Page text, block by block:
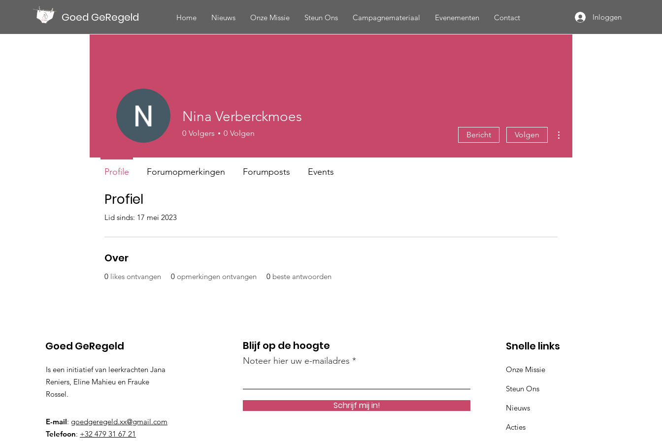
Goed GeRegeld Home Nieuws Onze Missie Steun Ons Campagnemateriaal Evenementen Contact Inloggen
Profiel
Lid sinds: 17 mei 2023
Over
0 likes ontvangen 0 opmerkingen ontvangen 0 beste antwoorden
Nina Verberckmoes
0 Volgers 0 Volgen Bericht Volgen
Profile Forumopmerkingen Forumposts Events
Goed GeRegeld
Is een initiatief van leerkrachten Jana
Reniers, Eline Mahieu en Frauke
Rossel.
E-mail: goedgeregeld.xx@gmail.com
Telefoon: +32 479 31 67 21
Blijf op de hoogte
Noteer hier uw e-mailadres
Schrijf mij in!
Snelle links
Onze Missie
Steun Ons
Nieuws
Acties